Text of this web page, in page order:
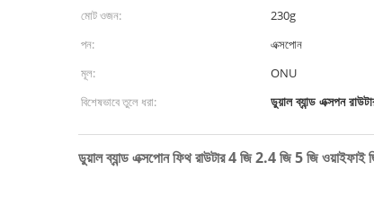
মোট ওজন:
230g
পন:
এক্সপোন
মূল:
ONU
বিশেষভাবে তুলে ধরা:
ডুয়াল ব্যান্ড এক্সপন
ডুয়াল ব্যান্ড এক্সপোন ফিথ রাউটার 4 জি 2.4 জি 5 জি